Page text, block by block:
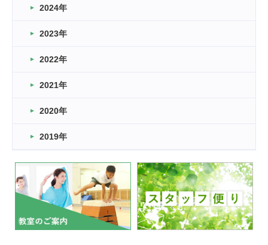
車いすバスケとRくんのお話
卒業・卒園の季節★
2026.03.11
緑ケ丘体育館
2022.11.03
緑ケ丘体育館
いたっぼーる大会☆彡
緑ケ丘体育館
2022.07.03
市内総合体育大会が開始
緑ケ丘体育館 猪名川運動広場
古池運動広場
2024年
2023年
2022年
2021年
2020年
2019年